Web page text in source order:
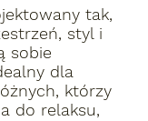
tak,
styl i
sobie
dla
którzy
do relaksu,